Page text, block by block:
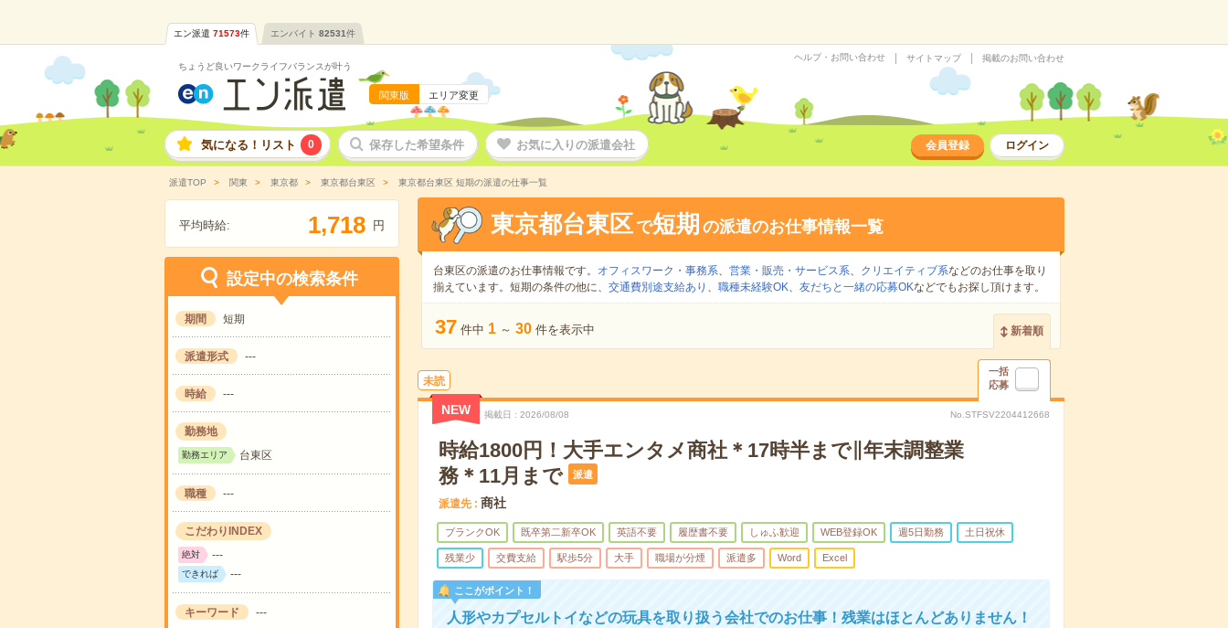
エン派遣 71573件 エンバイト 82531件
ちょうど良いワークライフバランスが叶う
関東版 エリア変更
ヘルプ・お問い合わせ サイトマップ 掲載のお問い合わせ
気になる！リスト 0 保存した希望条件 お気に入りの派遣会社 会員登録 ログイン
派遣TOP 関東 東京都 東京都台東区 東京都台東区 短期の派遣の仕事一覧
平均時給: 1,718 円
設定中の検索条件
期間 短期
派遣形式 ---
時給 ---
勤務地
勤務エリア 台東区
職種 ---
こだわりINDEX
絶対 ---
できれば ---
キーワード ---
東京都台東区 で短期 の派遣のお仕事情報一覧
台東区の派遣のお仕事情報です。 オフィスワーク・事務系、 営業・販売・サービス系、 クリエイティブ系などのお仕事を取り
揃えています。短期の条件の他に、 交通費別途支給あり 、 職種未経験OK、 友だちと一緒の応募OKなどでもお探し頂けます。
37 件中 1 ～ 30 件を表示中 新着順
未読
一括
応募
NEW 掲載日 2026/08/08 No.STFSV2204412668
時給1800円！大手エンタメ商社＊17時半まで∥年末調整業
務＊11月まで
派遣
派遣先 商社
ブランクOK 既卒第二新卒OK 英語不要 履歴書不要 しゅふ歓迎 WEB登録OK 週5日勤務 土日祝休
残業少 交費支給 駅歩5分 大手 職場が分煙 派遣多 Word Excel
ここがポイント！
人形やカプセルトイなどの玩具を取り扱う会社でのお仕事！残業はほとんどありません！